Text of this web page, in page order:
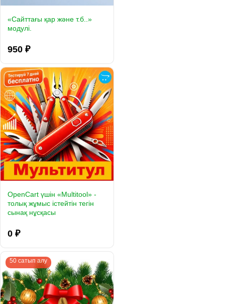
«Сайттағы қар және т.б..»
модулі.
950 ₽
OpenCart үшін «Multitool» -
толық жұмыс істейтін тегін
сынақ нұсқасы
0 ₽
50 сатып алу